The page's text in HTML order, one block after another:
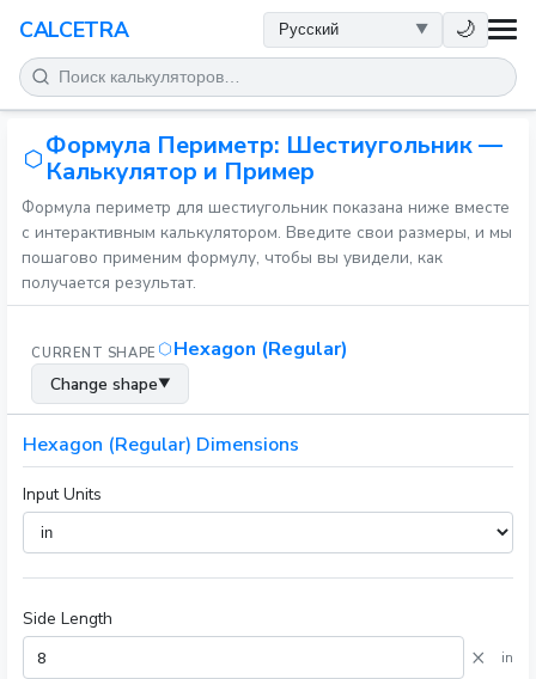
CALCETRA 🌙
МАТЕМАТИКА
ПРЕОБРАЗОВАНИЯ
НАУКА
ПОВСЕДНЕВНОЕ
ДРУГИЕ ИНСТРУМЕНТЫ
Формула Периметр: Шестиугольник —
Калькулятор и Пример
Формула периметр для шестиугольник показана ниже вместе
с интерактивным калькулятором. Введите свои размеры, и мы
пошагово применим формулу, чтобы вы увидели, как
получается результат.
CURRENT SHAPE Hexagon (Regular)
Change shape▼
Hexagon (Regular) Dimensions
Input Units
Side Length
× in